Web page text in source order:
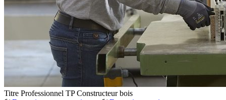
Titre Professionnel TPConstructeur bois